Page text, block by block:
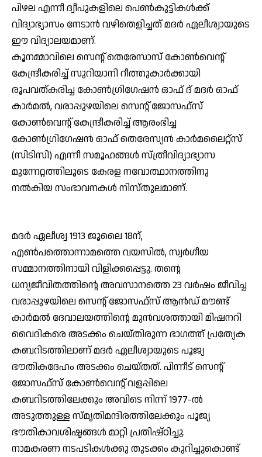
പിഴല എന്നീ ദ്വീപുകളിലെ പെണ്‍കുട്ടികള്‍ക്ക്
വിദ്യാഭ്യാസം നേടാന്‍ വഴിതെളിച്ചത് മദര്‍ ഏലീശ്വായുടെ
ഈ വിദ്യാലയമാണ്.
കൂനമ്മാവിലെ സെന്റ് തെരേസാസ് കോണ്‍വെന്റ്
കേന്ദ്രീകരിച്ച് സുറിയാനി റീത്തുകാര്‍ക്കായി
രൂപവത്കരിച്ച കോണ്‍ഗ്രിഗേഷന്‍ ഓഫ് ദ് മദര്‍ ഓഫ്
കാര്‍മല്‍, വരാപ്പുഴയിലെ സെന്റ് ജോസഫ്‌സ്
കോണ്‍വെന്റ് കേന്ദ്രീകരിച്ച് ആരംഭിച്ച
കോണ്‍ഗ്രിഗേഷന്‍ ഓഫ് തെരേസ്യന്‍ കാര്‍മലൈറ്റ്‌സ്
(സിടിസി) എന്നീ സമൂഹങ്ങള്‍ സ്ത്രീവിദ്യാഭ്യാസ
മുന്നേറ്റത്തിലൂടെ കേരള നവോത്ഥാനത്തിനു
നല്‍കിയ സംഭാവനകള്‍ നിസ്തുലമാണ്.
മദര്‍ ഏലീശ്വ 1913 ജൂലൈ 18ന്,
എണ്‍പത്തൊന്നാമത്തെ വയസില്‍, സ്വര്‍ഗീയ
സമ്മാനത്തിനായി വിളിക്കപ്പെട്ടു. തന്റെ
ധന്യജീവിതത്തിന്റെ അവസാനത്തെ 23 വര്‍ഷം ജീവിച്ച
വരാപ്പുഴയിലെ സെന്റ് ജോസഫ്‌സ് ആന്‍ഡ് മൗണ്ട്
കാര്‍മല്‍ ദേവാലയത്തിന്റെ മുന്‍വശത്തായി മിഷനറി
വൈദികരെ അടക്കം ചെയ്തിരുന്ന ഭാഗത്ത് പ്രത്യേക
കബറിടത്തിലാണ് മദര്‍ ഏലീശ്വായുടെ പൂജ്യ
ഭൗതികദേഹം അടക്കം ചെയ്തത്. പിന്നീട് സെന്റ്
ജോസഫ്‌സ് കോണ്‍വെന്റ് വളപ്പിലെ
കബറിടത്തിലേക്കും അവിടെ നിന്ന് 1977-ല്‍
അടുത്തുള്ള സ്മൃതിമന്ദിരത്തിലേക്കും പൂജ്യ
ഭൗതികാവശിഷ്ടങ്ങള്‍ മാറ്റി പ്രതിഷ്ഠിച്ചു.
നാമകരണ നടപടികള്‍ക്കു തുടക്കം കുറിച്ചുകൊണ്ട്